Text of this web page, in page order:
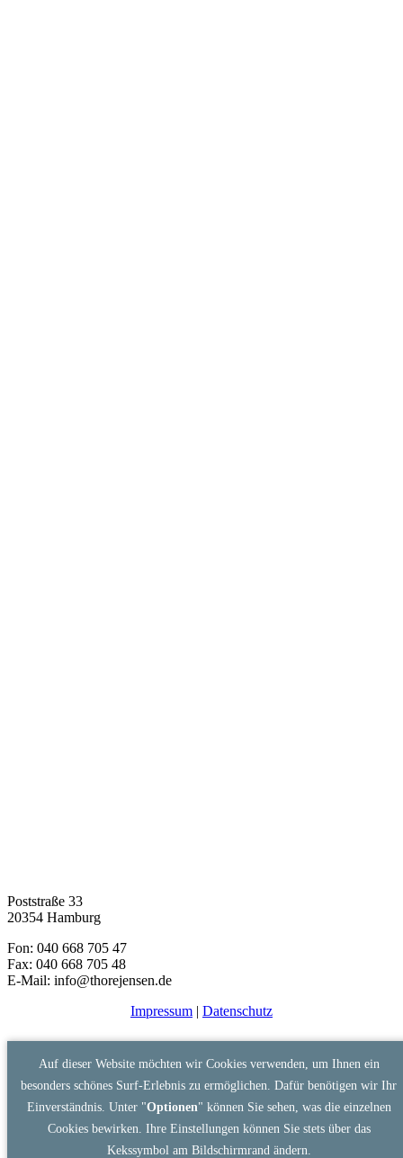
Poststraße 33
20354 Hamburg
Fon: 040 668 705 47
Fax: 040 668 705 48
E-Mail: info@thorejensen.de
Impressum | Datenschutz
Auf dieser Website möchten wir Cookies verwenden, um Ihnen ein
besonders schönes Surf-Erlebnis zu ermöglichen. Dafür benötigen wir Ihr
Einverständnis. Unter "Optionen" können Sie sehen, was die einzelnen
Cookies bewirken. Ihre Einstellungen können Sie stets über das
Kekssymbol am Bildschirmrand ändern.